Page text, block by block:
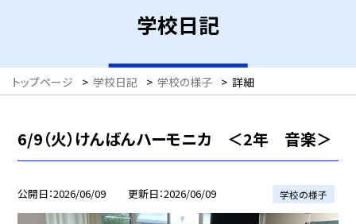
学校日記
トップページ > 学校日記 > 学校の様子 > 詳細
6/9（火）けんばんハーモニカ ＜2年 音楽＞
公開日 2026/06/09 更新日 2026/06/09 学校の様子